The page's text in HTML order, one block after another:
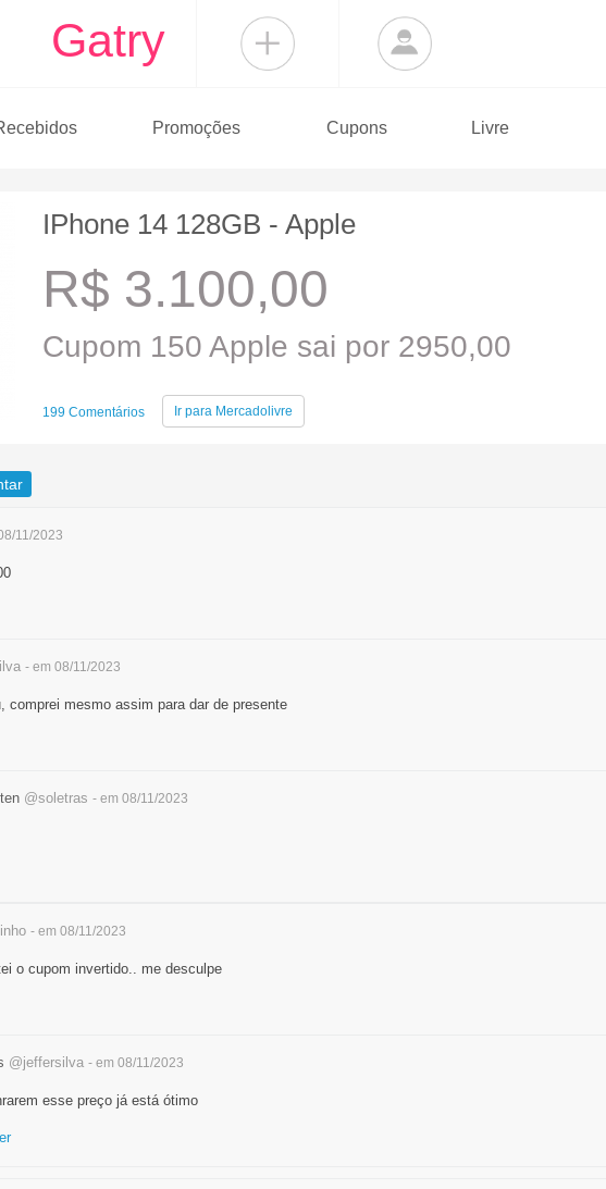
Gatry
Promoções Cupons Livre
IPhone 14 128GB - Apple
R$ 3.100,00
Cupom 150 Apple sai por 2950,00
199 Comentários Ir para Mercadolivre
11/2023
- em 08/11/2023
comprei mesmo assim para dar de presente
@soletras - em 08/11/2023
- em 08/11/2023
o cupom invertido.. me desculpe
@jeffersilva - em 08/11/2023
esse preço já está ótimo